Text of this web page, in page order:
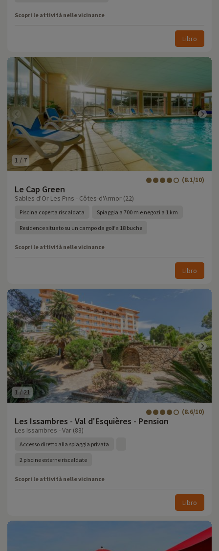
Scopri le attività nelle vicinanze
Libro
1 / 7
Le Cap Green
(8.1/10)
Sables d'Or Les Pins - Côtes-d'Armor (22)
Piscina coperta riscaldata Spiaggia a 700 m e negozi a 1 km
Residence situato su un campo da golf a 18 buche
Scopri le attività nelle vicinanze
Libro
1 /21
Les Issambres - Val d'Esquières - Pension
(8.6/10)
Les Issambres - Var (83)
Accesso diretto alla spiaggia privata
2 piscine esterne riscaldate
Scopri le attività nelle vicinanze
Libro